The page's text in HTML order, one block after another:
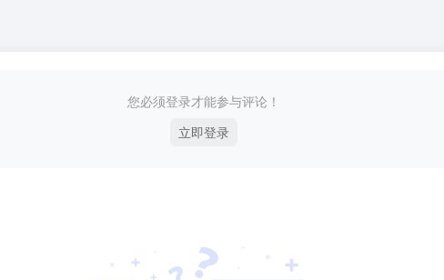
您必须登录才能参与评论！
立即登录